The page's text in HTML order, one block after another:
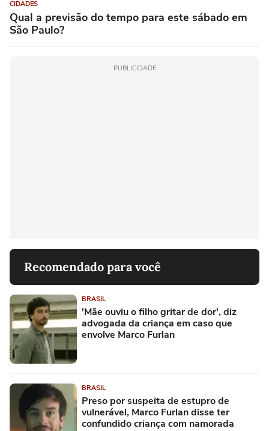
CIDADES
Qual a previsão do tempo para este sábado em
São Paulo?
PUBLICIDADE
Recomendado para você
BRASIL
'Mãe ouviu o filho gritar de dor', diz
advogada da criança em caso que
envolve Marco Furlan
BRASIL
Preso por suspeita de estupro de
vulnerável, Marco Furlan disse ter
confundido criança com namorada